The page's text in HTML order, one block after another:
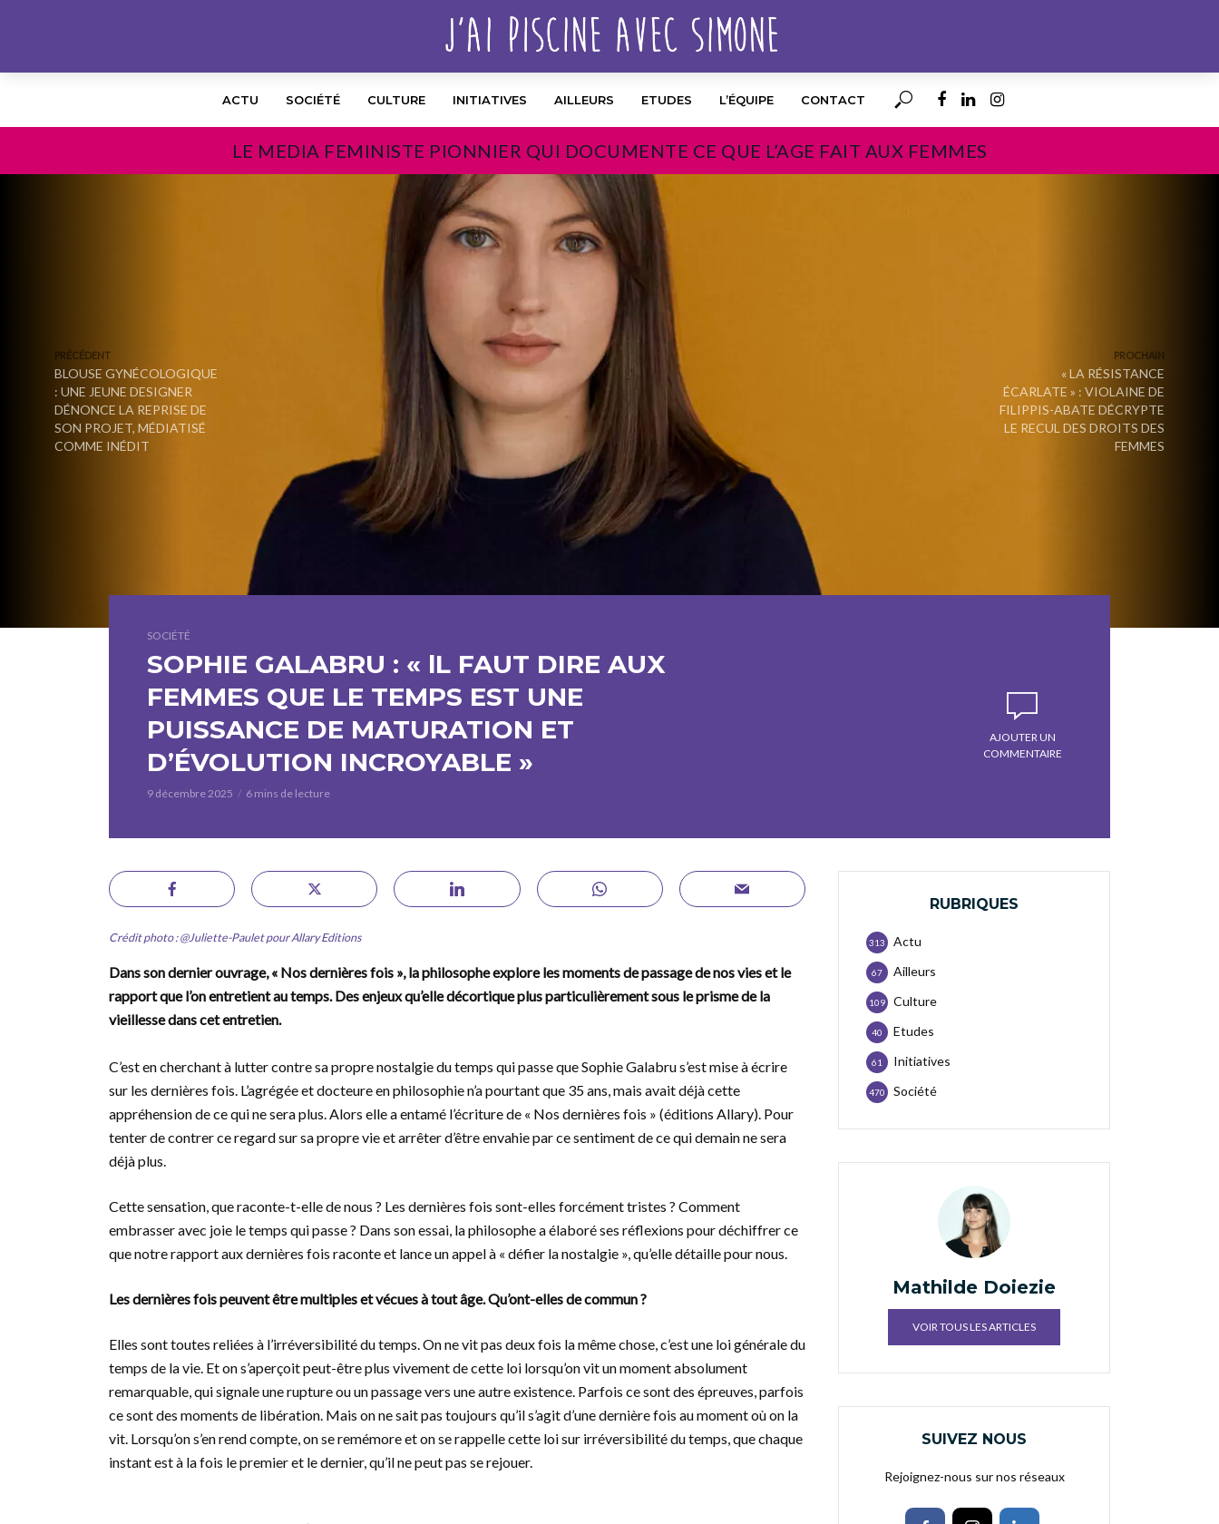
ACTU SOCIÉTÉ CULTURE INITIATIVES AILLEURS ETUDES L’ÉQUIPE CONTACT
LE MEDIA FEMINISTE PIONNIER QUI DOCUMENTE CE QUE L’AGE FAIT AUX FEMMES
PRÉCÉDENT
BLOUSE GYNÉCOLOGIQUE
: UNE JEUNE DESIGNER
DÉNONCE LA REPRISE DE
SON PROJET, MÉDIATISÉ
COMME INÉDIT
PROCHAIN
« LA RÉSISTANCE
ÉCARLATE » : VIOLAINE DE
FILIPPIS-ABATE DÉCRYPTE
LE RECUL DES DROITS DES
FEMMES
SOCIÉTÉ
SOPHIE GALABRU : « lL FAUT DIRE AUX
FEMMES QUE LE TEMPS EST UNE
PUISSANCE DE MATURATION ET
D’ÉVOLUTION INCROYABLE »
9 décembre 2025 6 mins de lecture
AJOUTER UN
COMMENTAIRE
Crédit photo : @Juliette-Paulet pour Allary Editions
Dans son dernier ouvrage, « Nos dernières fois », la philosophe explore les moments de passage de nos vies et le
rapport que l’on entretient au temps. Des enjeux qu’elle décortique plus particulièrement sous le prisme de la
vieillesse dans cet entretien.
C’est en cherchant à lutter contre sa propre nostalgie du temps qui passe que Sophie Galabru s’est mise à écrire
sur les dernières fois. L’agrégée et docteure en philosophie n’a pourtant que 35 ans, mais avait déjà cette
appréhension de ce qui ne sera plus. Alors elle a entamé l’écriture de « Nos dernières fois » (éditions Allary). Pour
tenter de contrer ce regard sur sa propre vie et arrêter d’être envahie par ce sentiment de ce qui demain ne sera
déjà plus.
Cette sensation, que raconte-t-elle de nous ? Les dernières fois sont-elles forcément tristes ? Comment
embrasser avec joie le temps qui passe ? Dans son essai, la philosophe a élaboré ses réflexions pour déchiffrer ce
que notre rapport aux dernières fois raconte et lance un appel à « défier la nostalgie », qu’elle détaille pour nous.
Les dernières fois peuvent être multiples et vécues à tout âge. Qu’ont-elles de commun ?
Elles sont toutes reliées à l’irréversibilité du temps. On ne vit pas deux fois la même chose, c’est une loi générale du
temps de la vie. Et on s’aperçoit peut-être plus vivement de cette loi lorsqu’on vit un moment absolument
remarquable, qui signale une rupture ou un passage vers une autre existence. Parfois ce sont des épreuves, parfois
ce sont des moments de libération. Mais on ne sait pas toujours qu’il s’agit d’une dernière fois au moment où on la
vit. Lorsqu’on s’en rend compte, on se remémore et on se rappelle cette loi sur irréversibilité du temps, que chaque
instant est à la fois le premier et le dernier, qu’il ne peut pas se rejouer.
RUBRIQUES
Actu
313
Ailleurs
67
Culture
109
Etudes
40
Initiatives
61
Société
470
Mathilde Doiezie
VOIR TOUS LES ARTICLES
SUIVEZ NOUS
Rejoignez-nous sur nos réseaux